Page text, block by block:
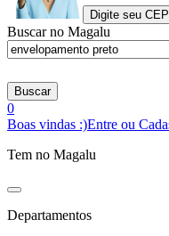
Digite seu CEP
Buscar no Magalu
Buscar
0
Boas vindas :)Entre ou
Tem no Magalu
Departamentos